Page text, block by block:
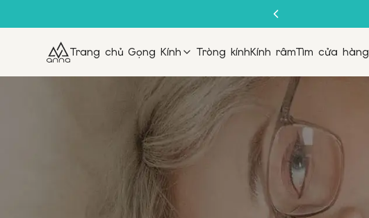
Trang chủ Gọng Kính Tròng kínhKính râmTìm cửa hàng